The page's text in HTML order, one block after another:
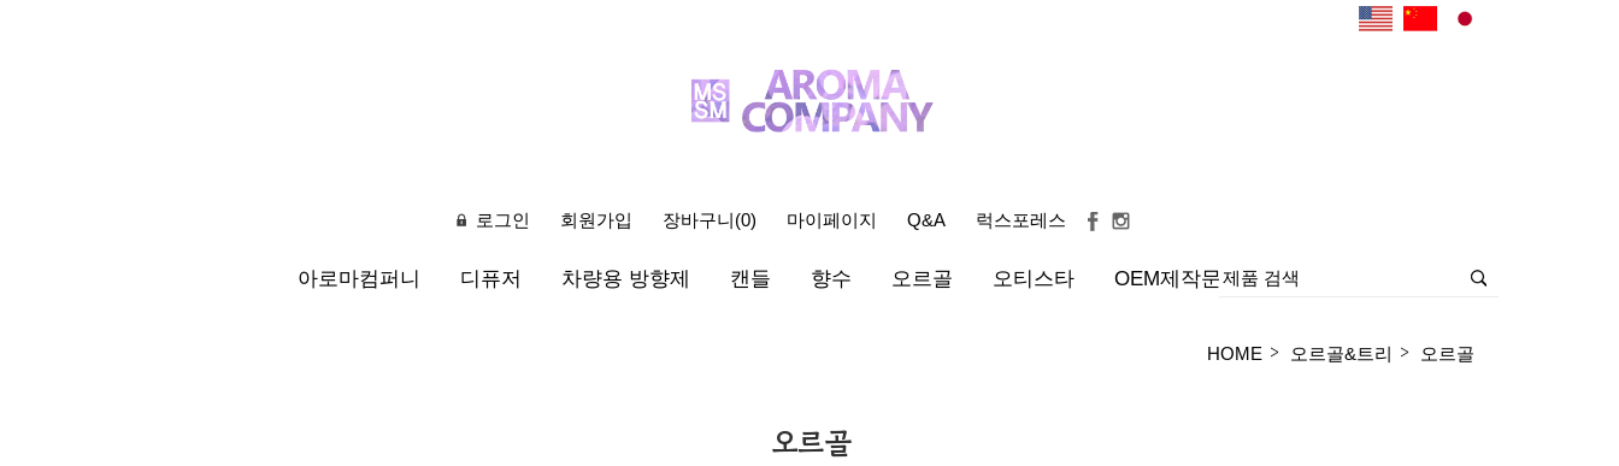
로그인 회원가입 장바구니(0) 마이페이지 Q&A 럭스포레스
아로마컴퍼니 디퓨저 차량용 방향제 캔들 향수 오르골 오티스타 OEM제작문의
HOME > 오르골&트리 > 오르골
오르골